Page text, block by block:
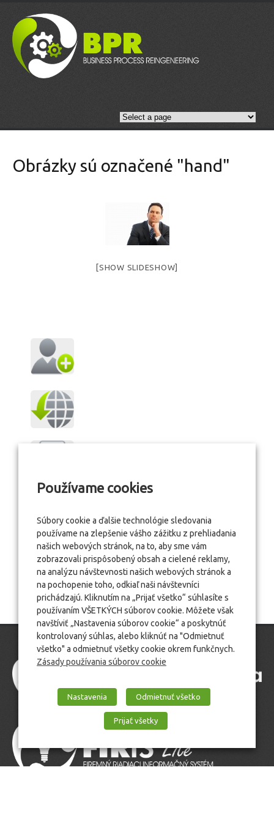
Obrázky sú označené "hand"
[SHOW SLIDESHOW]
Používame cookies
Súbory cookie a ďalšie technológie sledovania
používame na zlepšenie vášho zážitku z prehliadania
našich webových stránok, na to, aby sme vám
zobrazovali prispôsobený obsah a cielené reklamy,
na analýzu návštevnosti našich webových stránok a
na pochopenie toho, odkiaľ naši návštevníci
prichádzajú. Kliknutím na „Prijať všetko“ súhlasíte s
používaním VŠETKÝCH súborov cookie. Môžete však
navštíviť „Nastavenia súborov cookie“ a poskytnúť
kontrolovaný súhlas, alebo kliknúť na "Odmietnuť
všetko" a odmietnuť všetky cookie okrem funkčnych.
Zásady používania súborov cookie
Nastavenia Odmietnuť všetko
Prijať všetky